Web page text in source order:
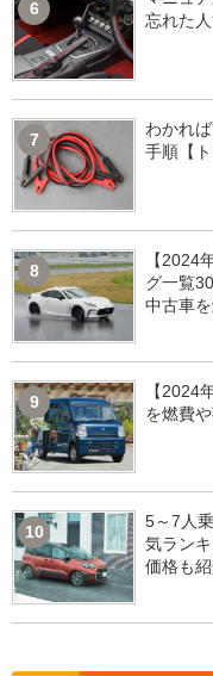
6
忘れた
7
わかれ
手順【
8
【2024
グ一覧
中古車を
9
【2024
を燃費
10
5～7人
気ラン
価格も